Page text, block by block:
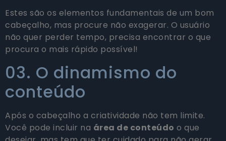
Estes são os elementos fundamentais de um bom
cabeçalho, mas procure não exagerar. O usuário
não quer perder tempo, precisa encontrar o que
procura o mais rápido possível!
03. O dinamismo do
conteúdo
Após o cabeçalho a criatividade não tem limite.
Você pode incluir na área de conteúdo o que